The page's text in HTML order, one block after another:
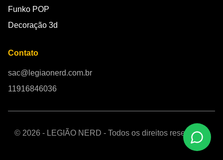
Funko POP
Decoração 3d
Contato
sac@legiaonerd.com.br
11916846036
© 2026 - LEGIÃO NERD - Todos os direitos reservados